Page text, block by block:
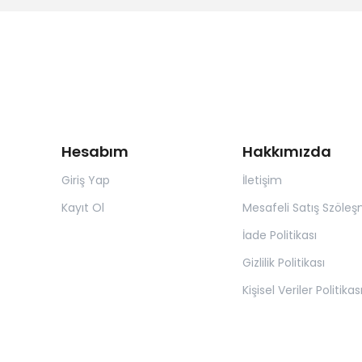
Hesabım
Giriş Yap
Kayıt Ol
Hakkımızda
İletişim
Mesafeli Satış
İade Politikası
Gizlilik Politikası
Kişisel Veriler Politikası